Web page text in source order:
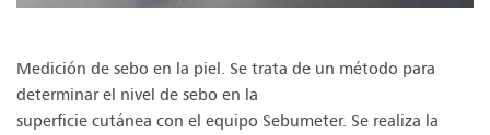
Medición de sebo en la piel. Se trata de un método para
determinar el nivel de sebo en la
superficie cutánea con el equipo Sebumeter. Se realiza la